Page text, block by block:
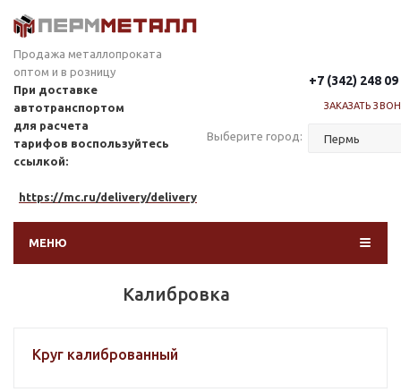
Продажа металлопроката
оптом и в розницу
При доставке
автотранспортом
для расчета
тарифов воспользуйтесь
ссылкой:
https://mc.ru/delivery/delivery
+7 (342) 248 09
ЗАКАЗАТЬ
Выберите город:
МЕНЮ
Калибровка
Круг калиброванный